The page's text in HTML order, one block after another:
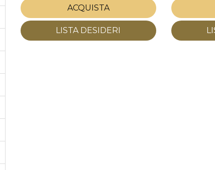
ACQUISTA
LISTA DESIDERI